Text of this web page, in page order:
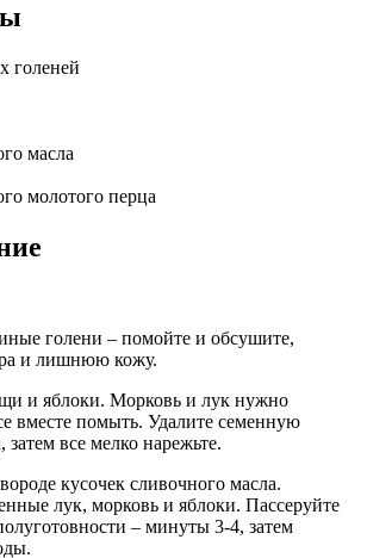
голеней
масла
молотого перца
голени – помойте и обсушите,
и лишнюю кожу.
и яблоки. Морковь и лук нужно
вместе помыть. Удалите семенную
затем все мелко нарежьте.
кусочек сливочного масла.
лук, морковь и яблоки. Пассеруйте
– минуты 3-4, затем